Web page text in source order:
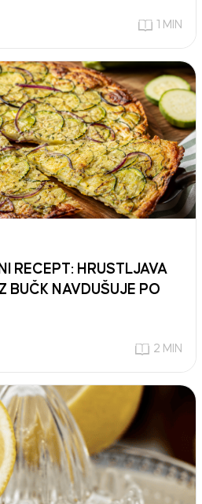
1 MIN
RECEPT: HRUSTLJAVA
BUČK NAVDUŠUJE PO
2 MIN